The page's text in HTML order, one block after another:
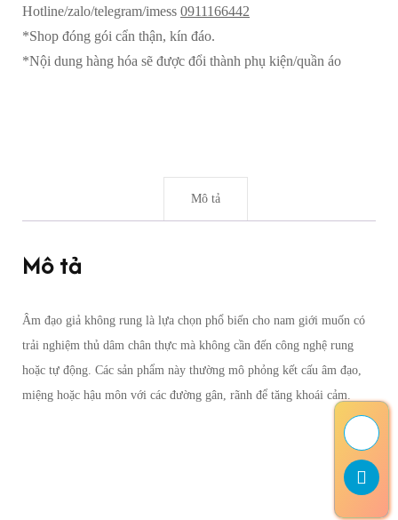
Hotline/zalo/telegram/imess 0911166442
*Shop đóng gói cẩn thận, kín đáo.
*Nội dung hàng hóa sẽ được đổi thành phụ kiện/quần áo
Mô tả
Mô tả
Âm đạo giả không rung là lựa chọn phổ biến cho nam giới muốn có
trải nghiệm thủ dâm chân thực mà không cần đến công nghệ rung
hoặc tự động. Các sản phẩm này thường mô phỏng kết cấu âm đạo,
miệng hoặc hậu môn với các đường gân, rãnh để tăng khoái cảm.